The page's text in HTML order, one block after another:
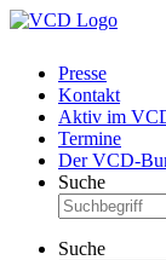
Presse
Kontakt
Aktiv im
Termine
Der VCD-
Suche
Suche